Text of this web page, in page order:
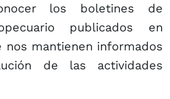
los boletines de
publicados en
nos mantienen informados
de las actividades